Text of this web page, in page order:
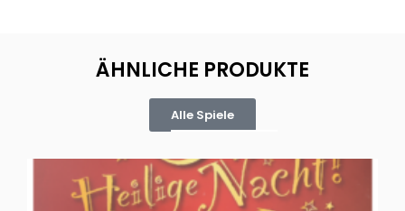
ÄHNLICHE PRODUKTE
Alle Spiele